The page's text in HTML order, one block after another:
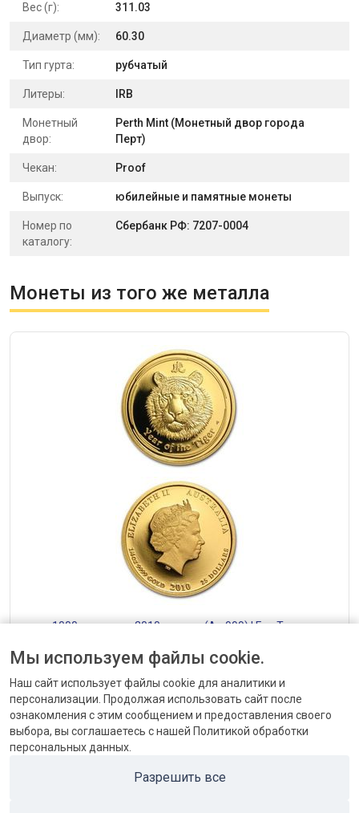
Вес (г): 311.03
Диаметр (мм): 60.30
Тип гурта: рубчатый
Литеры: IRB
Монетный
двор:
Perth Mint (Монетный двор города
Перт)
Чекан: Proof
Выпуск: юбилейные и памятные монеты
Номер по
каталогу:
Сбербанк РФ: 7207-0004
Монеты из того же металла
— 1000 долларов 2010, золото (Au 999) | Год Тигра —
от 2365566 ₽
Мы используем файлы cookie.
Наш сайт использует файлы cookie для аналитики и
персонализации. Продолжая использовать сайт после
ознакомления с этим сообщением и предоставления своего
выбора, вы соглашаетесь с нашей Политикой обработки
персональных данных.
Разрешить все